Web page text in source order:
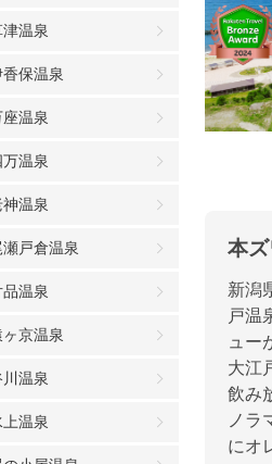
温泉
香保温泉
温泉
万温泉
温泉
瀬戸倉温泉
品温泉
ヶ京温泉
温泉
温泉
本
新潟
戸温
ュー
大江
飲み
ノラ
にオ